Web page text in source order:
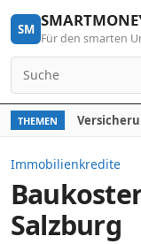
Skip to content
SM
Für den smarten
Search for:
THEMEN
Immobilienkredite
Salzburg